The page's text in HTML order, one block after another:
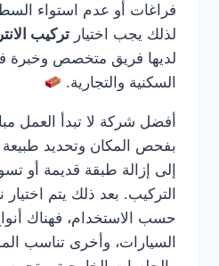
فراغات أو عدم استواء
لذلك يجب اختيار تركيب
لديها فريق متخصص وخبرة
السكنية والتجارية.
أفضل شركة لا تبدأ العمل
بفحص المكان وتحديد طبيعة
إلى إزالة طبقة قديمة أو
التركيب. بعد ذلك يتم
حسب الاستخدام، فهناك
السيارات، وأخرى تناسب